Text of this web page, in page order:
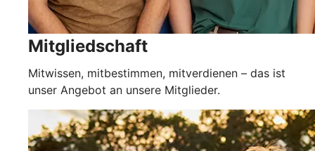
Mitgliedschaft
Mitwissen, mitbestimmen, mitverdienen – das ist
unser Angebot an unsere Mitglieder.